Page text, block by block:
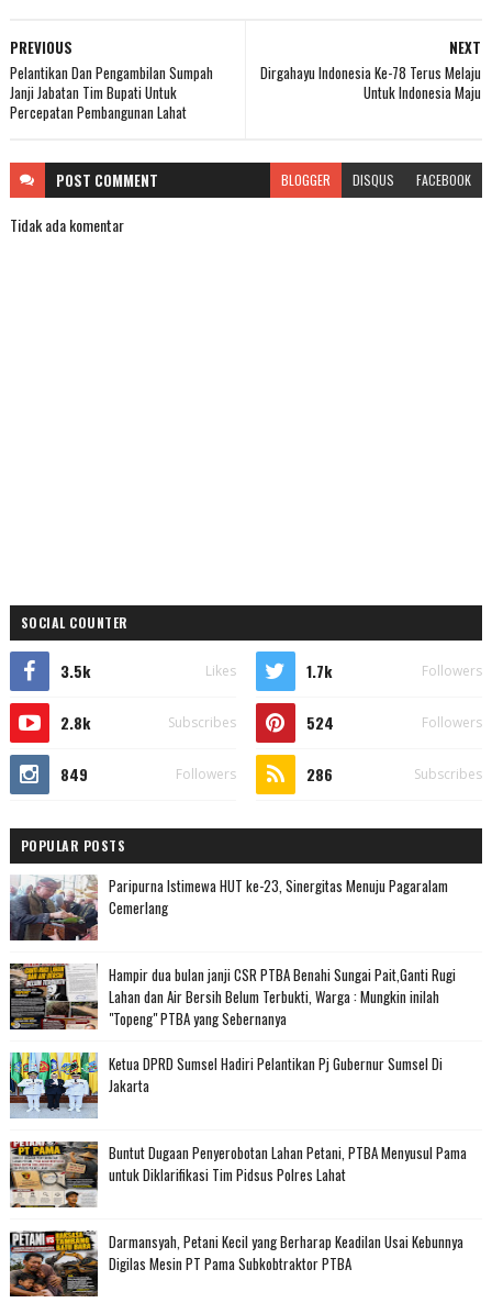
NEXT
Dirgahayu Indonesia Ke-78 Terus Melaju
Untuk Indonesia Maju
PREVIOUS
Pelantikan Dan Pengambilan Sumpah
Janji Jabatan Tim Bupati Untuk
Percepatan Pembangunan Lahat
POST COMMENT BLOGGER DISQUS FACEBOOK
Tidak ada komentar
SOCIAL COUNTER
3.5k Likes 1.7k Followers
2.8k Subscribes 524 Followers
849 Followers 286 Subscribes
POPULAR POSTS
Paripurna Istimewa HUT ke-23, Sinergitas Menuju Pagaralam
Cemerlang
Hampir dua bulan janji CSR PTBA Benahi Sungai Pait,Ganti Rugi
Lahan dan Air Bersih Belum Terbukti, Warga : Mungkin inilah
"Topeng" PTBA yang Sebernanya
Ketua DPRD Sumsel Hadiri Pelantikan Pj Gubernur Sumsel Di
Jakarta
Buntut Dugaan Penyerobotan Lahan Petani, PTBA Menyusul Pama
untuk Diklarifikasi Tim Pidsus Polres Lahat
Darmansyah, Petani Kecil yang Berharap Keadilan Usai Kebunnya
Digilas Mesin PT Pama Subkobtraktor PTBA